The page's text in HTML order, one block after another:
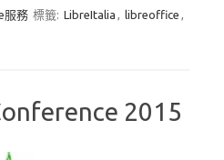
y
服務 標籤: LibreItalia , libreoffice ,
2015